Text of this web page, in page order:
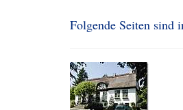
Folgende Seiten sind